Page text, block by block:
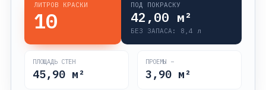
ЛИТРОВ КРАСКИ
10
ПОД ПОКРАСКУ
42,00 м²
БЕЗ ЗАПАСА: 8,4 л
ПЛОЩАДЬ СТЕН
45,90 м²
ПРОЕМЫ −
3,90 м²